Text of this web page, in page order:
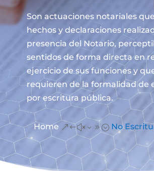
Son actuaciones notariales
hechos y declaraciones
presencia del Notario,
sentidos de forma directa en
ejercicio de sus funciones y
requieren de la formalidad de
por escritura pública.
Home &#x39; No